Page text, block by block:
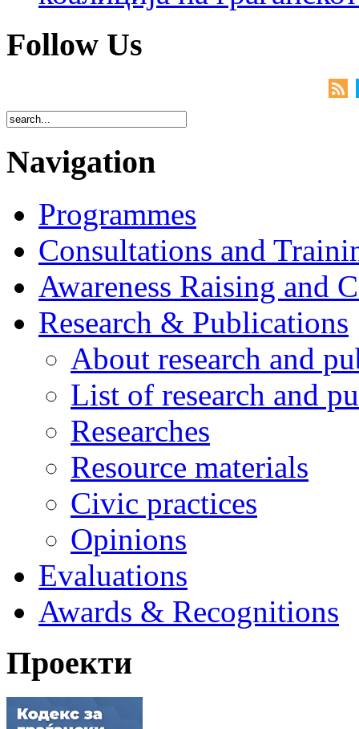
Follow Us
Navigation
Programmes
Consultations and
Awareness Raising and
Research & Publications
About research and
List of research and
Researches
Resource materials
Civic practices
Opinions
Evaluations
Awards & Recognitions
Проекти